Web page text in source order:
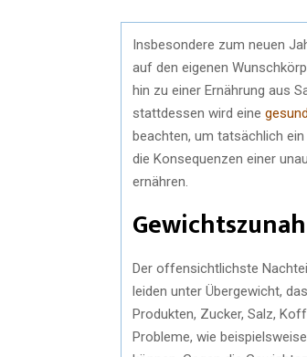
Insbesondere zum neuen
auf den eigenen
hin zu einer Ernährung aus
stattdessen wird eine
beachten, um tatsächlich
die Konsequenzen einer
ernähren.
Der offensichtlichste
leiden unter Übergewicht,
Produkten, Zucker, Salz,
Probleme, wie